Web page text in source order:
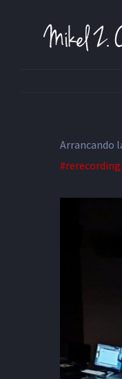
Arrancando